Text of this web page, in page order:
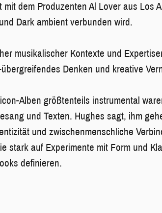
dem Produzenten Al Lover aus Los
Dark ambient verbunden wird.
musikalischer Kontexte und
Denken und kreative
Alben größtenteils instrumental
und Texten. Hughes sagt, ihm
und zwischenmenschliche
stark auf Experimente mit Form und
definieren.